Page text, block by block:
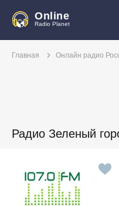
Online
Radio Planet
Главная Онлайн радио
Радио Зеленый